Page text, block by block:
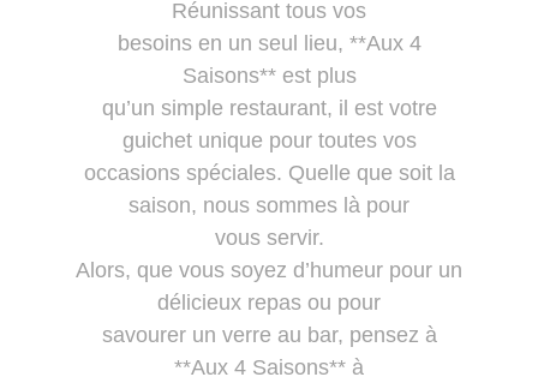
Réunissant tous vos
besoins en un seul lieu, **Aux 4
Saisons** est plus
qu’un simple restaurant, il est votre
guichet unique pour toutes vos
occasions spéciales. Quelle que soit la
saison, nous sommes là pour
vous servir.
Alors, que vous soyez d’humeur pour un
délicieux repas ou pour
savourer un verre au bar, pensez à
**Aux 4 Saisons** à